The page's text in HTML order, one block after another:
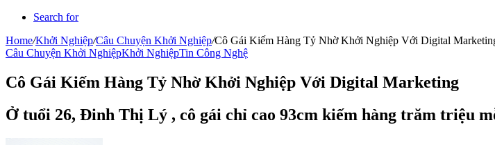
Search for
Home/Khởi Nghiệp/Câu Chuyện Khởi Nghiệp/Cô Gái Kiếm Hàng Tỷ Nhờ Khởi Nghiệp Với Digital
Câu Chuyện Khởi NghiệpKhởi NghiệpTin Công Nghệ
Cô Gái Kiếm Hàng Tỷ Nhờ Khởi Nghiệp Với Digital Marketing
Ở tuổi 26, Đinh Thị Lý , cô gái chỉ cao 93cm kiếm hàng trăm triệu